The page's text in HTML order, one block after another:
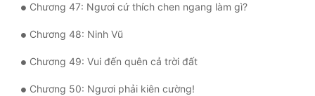
Chương 47: Ngươi cứ thích chen ngang làm gì?
Chương 48: Ninh Vũ
Chương 49: Vui đến quên cả trời đất
Chương 50: Ngươi phải kiên cường!